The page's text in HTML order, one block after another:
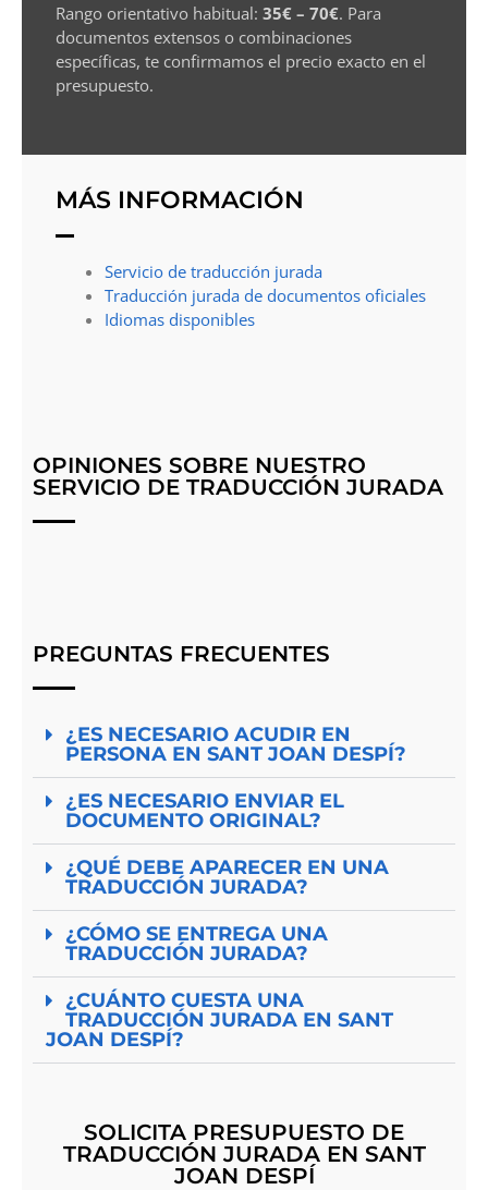
Rango orientativo habitual: 35€ – 70€. Para
documentos extensos o combinaciones
específicas, te confirmamos el precio exacto en el
presupuesto.
MÁS INFORMACIÓN
Servicio de traducción jurada
Traducción jurada de documentos oficiales
Idiomas disponibles
OPINIONES SOBRE NUESTRO
SERVICIO DE TRADUCCIÓN JURADA
PREGUNTAS FRECUENTES
¿ES NECESARIO ACUDIR EN
PERSONA EN SANT JOAN DESPÍ?
¿ES NECESARIO ENVIAR EL
DOCUMENTO ORIGINAL?
¿QUÉ DEBE APARECER EN UNA
TRADUCCIÓN JURADA?
¿CÓMO SE ENTREGA UNA
TRADUCCIÓN JURADA?
¿CUÁNTO CUESTA UNA
TRADUCCIÓN JURADA EN SANT
JOAN DESPÍ?
SOLICITA PRESUPUESTO DE
TRADUCCIÓN JURADA EN SANT
JOAN DESPÍ